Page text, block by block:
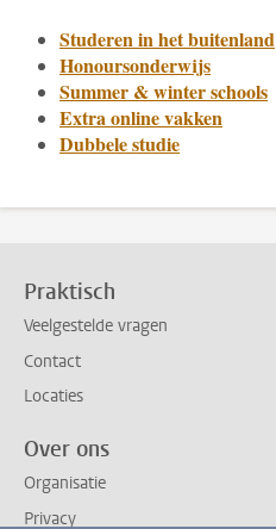
Studeren in het buitenland
Honoursonderwijs
Summer & winter schools
Extra online vakken
Dubbele studie
Praktisch
Veelgestelde vragen
Contact
Locaties
Over ons
Organisatie
Privacy